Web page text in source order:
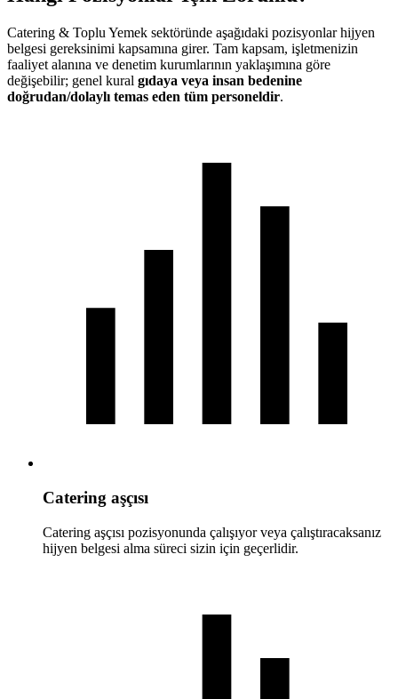
Catering & Toplu Yemek sektöründe aşağıdaki pozisyonlar hijyen
belgesi gereksinimi kapsamına girer. Tam kapsam, işletmenizin
faaliyet alanına ve denetim kurumlarının yaklaşımına göre
değişebilir; genel kural gıdaya veya insan bedenine
doğrudan/dolaylı temas eden tüm personeldir.
Catering aşçısı
Catering aşçısı pozisyonunda çalışıyor veya çalıştıracaksanız
hijyen belgesi alma süreci sizin için geçerlidir.